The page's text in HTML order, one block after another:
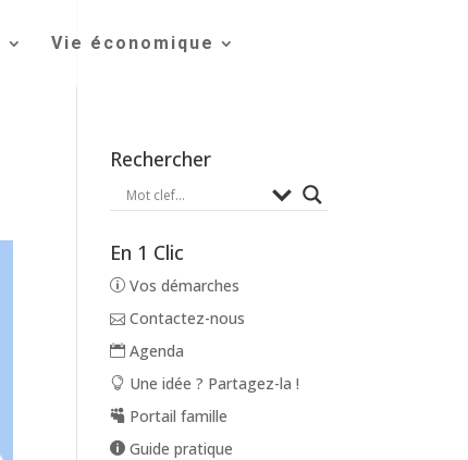
Vie économique
Rechercher
En 1 Clic
Vos démarches
Contactez-nous
Agenda
Une idée ? Partagez-la !
Portail famille
Guide pratique